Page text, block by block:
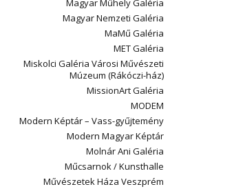
Magyar Műhely Galéria
Magyar Nemzeti Galéria
MaMű Galéria
MET Galéria
Miskolci Galéria Városi Művészeti
Múzeum (Rákóczi-ház)
MissionArt Galéria
MODEM
Modern Képtár – Vass-gyűjtemény
Modern Magyar Képtár
Molnár Ani Galéria
Műcsarnok / Kunsthalle
Művészetek Háza Veszprém